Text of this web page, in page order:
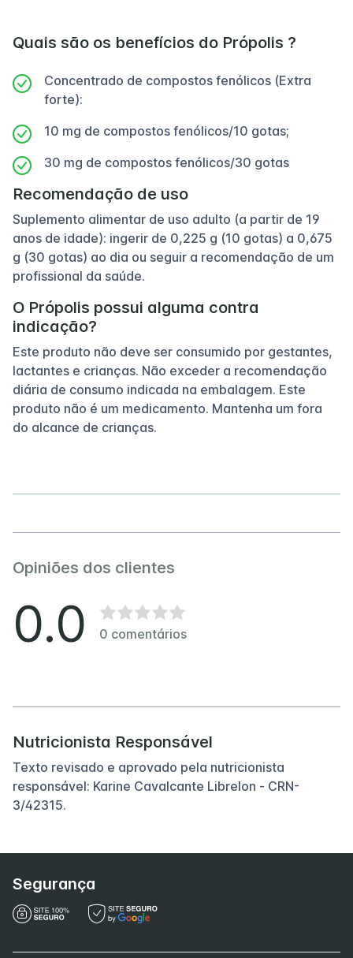
Quais são os benefícios do Própolis ?
Concentrado de compostos fenólicos (Extra
forte):
10 mg de compostos fenólicos/10 gotas;
30 mg de compostos fenólicos/30 gotas
Recomendação de uso
Suplemento alimentar de uso adulto (a partir de 19
anos de idade): ingerir de 0,225 g (10 gotas) a 0,675
g (30 gotas) ao dia ou seguir a recomendação de um
profissional da saúde.
O Própolis possui alguma contra
indicação?
Este produto não deve ser consumido por gestantes,
lactantes e crianças. Não exceder a recomendação
diária de consumo indicada na embalagem. Este
produto não é um medicamento. Mantenha um fora
do alcance de crianças.
Opiniões dos clientes
0.0 0 comentários
Nutricionista Responsável
Texto revisado e aprovado pela nutricionista
responsável: Karine Cavalcante Librelon - CRN-
3/42315.
Segurança